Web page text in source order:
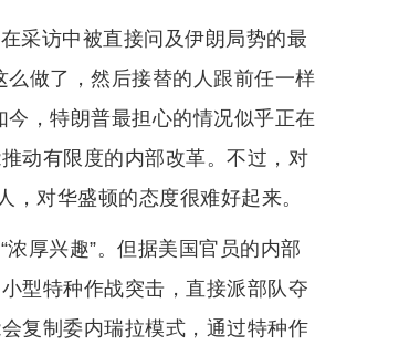
采访中被直接问及伊朗局势的最
做了，然后接替的人跟前任一样
，特朗普最担心的情况似乎正在
动有限度的内部改革。不过，对
，对华盛顿的态度很难好起来。
厚兴趣”。但据美国官员的内部
型特种作战突击，直接派部队夺
复制委内瑞拉模式，通过特种作